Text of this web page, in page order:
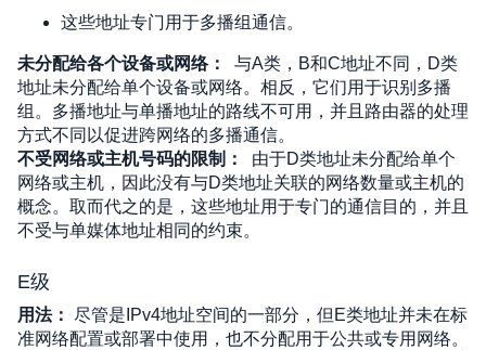
这些地址专门用于多播组通信。
未分配给各个设备或网络：
与A类，B和C地址不同，D类
地址未分配给单个设备或网络。相反，它们用于识别多播
组。多播地址与单播地址的路线不可用，并且路由器的处理
方式不同以促进跨网络的多播通信。
不受网络或主机号码的限制：
由于D类地址未分配给单个
网络或主机，因此没有与D类地址关联的网络数量或主机的
概念。取而代之的是，这些地址用于专门的通信目的，并且
不受与单媒体地址相同的约束。
E级
用法： 尽管是IPv4地址空间的一部分，但E类地址并未在标
准网络配置或部署中使用，也不分配用于公共或专用网络。